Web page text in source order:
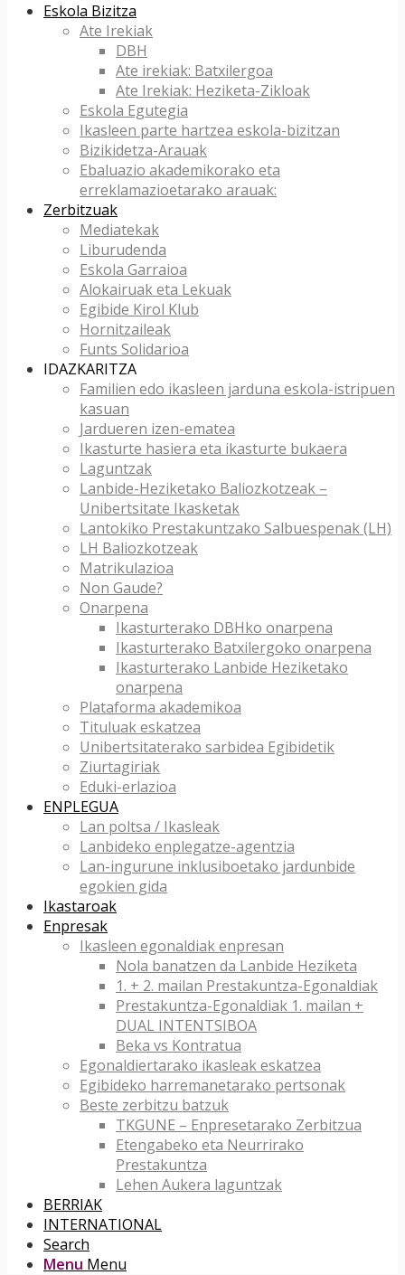
Eskola Bizitza
Ate Irekiak
DBH
Ate irekiak: Batxilergoa
Ate Irekiak: Heziketa-Zikloak
Eskola Egutegia
Ikasleen parte hartzea eskola-bizitzan
Bizikidetza-Arauak
Ebaluazio akademikorako eta
erreklamazioetarako arauak:
Zerbitzuak
Mediatekak
Liburudenda
Eskola Garraioa
Alokairuak eta Lekuak
Egibide Kirol Klub
Hornitzaileak
Funts Solidarioa
IDAZKARITZA
Familien edo ikasleen jarduna eskola-istripuen
kasuan
Jardueren izen-ematea
Ikasturte hasiera eta ikasturte bukaera
Laguntzak
Lanbide-Heziketako Baliozkotzeak –
Unibertsitate Ikasketak
Lantokiko Prestakuntzako Salbuespenak (LH)
LH Baliozkotzeak
Matrikulazioa
Non Gaude?
Onarpena
Ikasturterako DBHko onarpena
Ikasturterako Batxilergoko onarpena
Ikasturterako Lanbide Heziketako
onarpena
Plataforma akademikoa
Tituluak eskatzea
Unibertsitaterako sarbidea Egibidetik
Ziurtagiriak
Eduki-erlazioa
ENPLEGUA
Lan poltsa / Ikasleak
Lanbideko enplegatze-agentzia
Lan-ingurune inklusiboetako jardunbide
egokien gida
Ikastaroak
Enpresak
Ikasleen egonaldiak enpresan
Nola banatzen da Lanbide Heziketa
1. + 2. mailan Prestakuntza-Egonaldiak
Prestakuntza-Egonaldiak 1. mailan +
DUAL INTENTSIBOA
Beka vs Kontratua
Egonaldiertarako ikasleak eskatzea
Egibideko harremanetarako pertsonak
Beste zerbitzu batzuk
TKGUNE – Enpresetarako Zerbitzua
Etengabeko eta Neurrirako
Prestakuntza
Lehen Aukera laguntzak
BERRIAK
INTERNATIONAL
Search
Menu Menu